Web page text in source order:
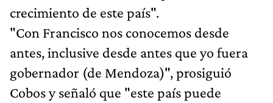
crecimiento de este país".
"Con Francisco nos conocemos desde
antes, inclusive desde antes que yo fuera
gobernador (de Mendoza)", prosiguió
Cobos y señaló que "este país puede